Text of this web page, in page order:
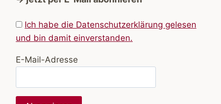
Ich habe die Datenschutzerklärung gelesen
und bin damit einverstanden.
E-Mail-Adresse